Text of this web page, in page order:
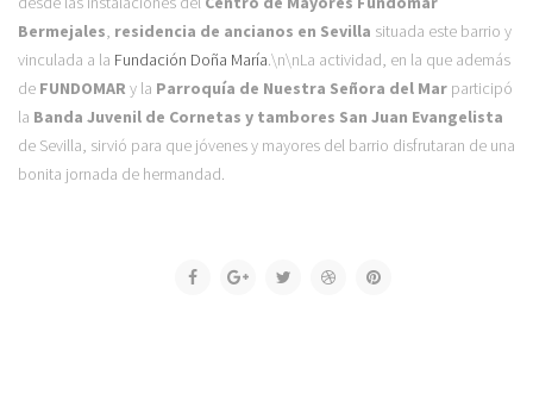
Bermejales, residencia de ancianos en Sevilla situada este barrio y
vinculada a la Fundación Doña María.\n\nLa actividad, en la que además
de FUNDOMAR y la Parroquía de Nuestra Señora del Mar participó
la Banda Juvenil de Cornetas y tambores San Juan Evangelista
de Sevilla, sirvió para que jóvenes y mayores del barrio disfrutaran de una
bonita jornada de hermandad.